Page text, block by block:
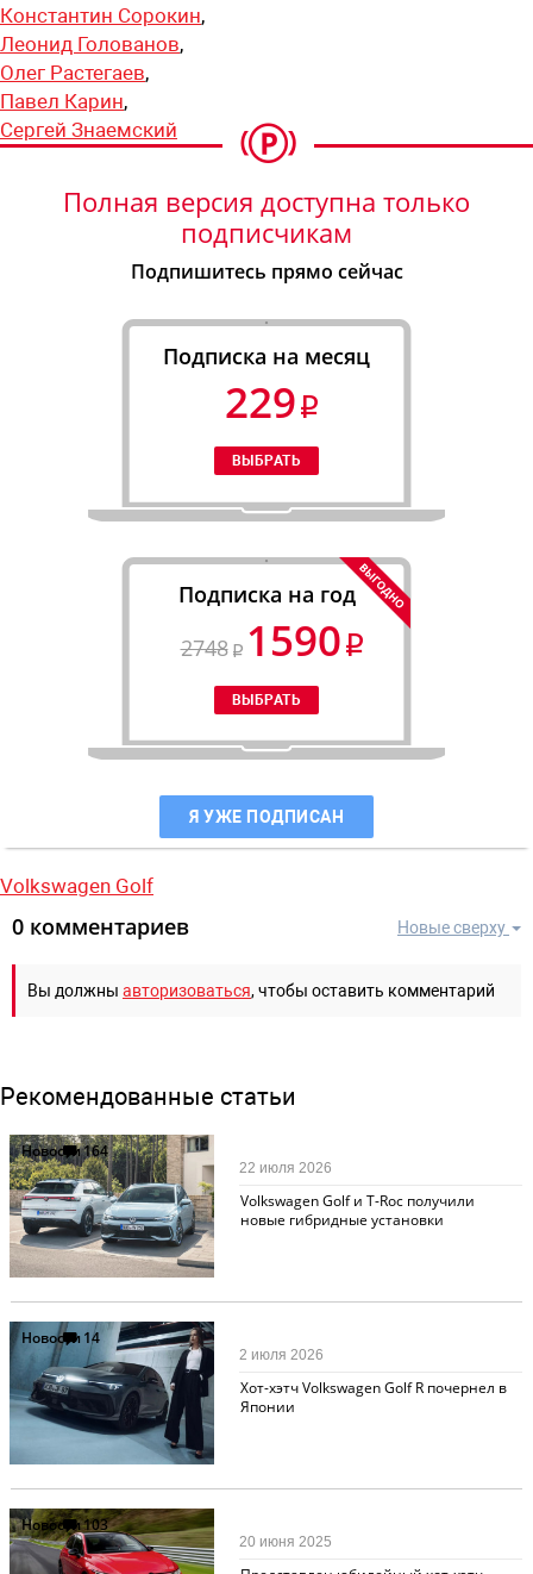
Константин Сорокин,
Леонид Голованов,
Олег Растегаев,
Павел Карин,
Сергей Знаемский
Полная версия доступна только
подписчикам
Подпишитесь прямо сейчас
Подписка на месяц
229
Подписка на год
2748
1590
Я УЖЕ ПОДПИСАН
Volkswagen Golf
Новые сверху
0 комментариев
Вы должны авторизоваться, чтобы оставить комментарий
Рекомендованные статьи
Новости164
Volkswagen Golf и T-Roc получили
новые гибридные установки
22 июля 2026
Новости14
Хот-хэтч Volkswagen Golf R почернел в
Японии
2 июля 2026
Новости103
20 июня 2025